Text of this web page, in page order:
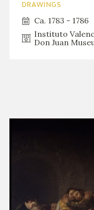
DRAWINGS
Ca. 1783 - 1786
Instituto
Don Juan